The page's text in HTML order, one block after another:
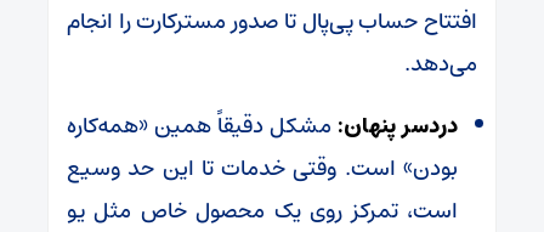
افتتاح حساب پی‌پال تا صدور مسترکارت را انجام
می‌دهد.
دردسر پنهان: مشکل دقیقاً همین «همه‌کاره
بودن» است. وقتی خدمات تا این حد وسیع
است، تمرکز روی یک محصول خاص مثل یو